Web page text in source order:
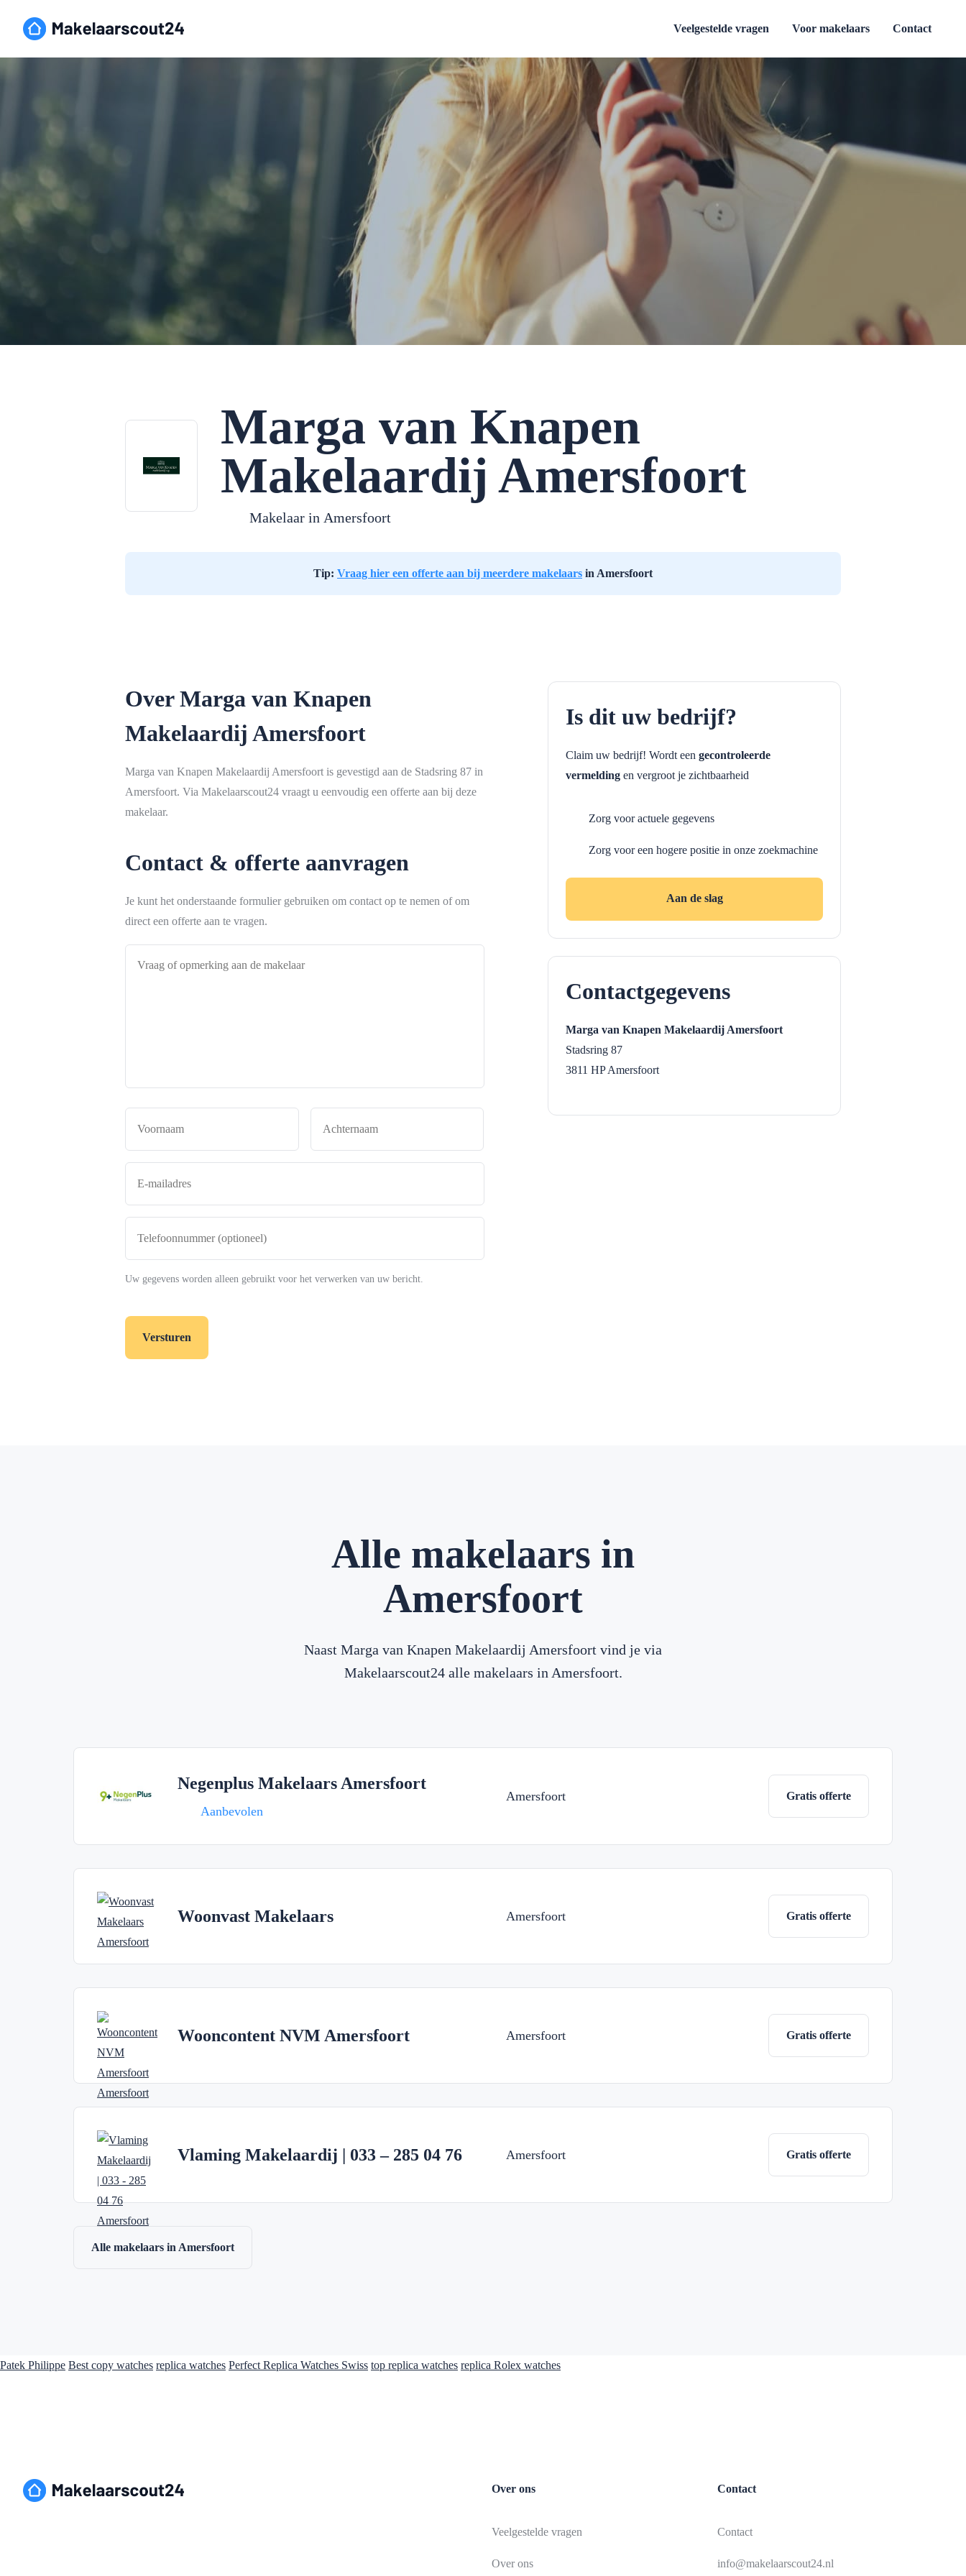
Veelgestelde vragen Voor makelaars Contact
Marga van Knapen
Makelaardij Amersfoort
Makelaar in Amersfoort
Tip: Vraag hier een offerte aan bij meerdere makelaars in Amersfoort
Over Marga van Knapen
Makelaardij Amersfoort
Marga van Knapen Makelaardij Amersfoort is gevestigd aan de Stadsring 87 in
Amersfoort. Via Makelaarscout24 vraagt u eenvoudig een offerte aan bij deze
makelaar.
Contact & offerte aanvragen
Je kunt het onderstaande formulier gebruiken om contact op te nemen of om
direct een offerte aan te vragen.
Uw gegevens worden alleen gebruikt voor het verwerken van uw bericht.
Is dit uw bedrijf?
Claim uw bedrijf! Wordt een gecontroleerde
vermelding en vergroot je zichtbaarheid
Zorg voor actuele gegevens
Zorg voor een hogere positie in onze zoekmachine
Aan de slag
Contactgegevens
Marga van Knapen Makelaardij Amersfoort
Stadsring 87
3811 HP Amersfoort
Alle makelaars in
Amersfoort
Naast Marga van Knapen Makelaardij Amersfoort vind je via
Makelaarscout24 alle makelaars in Amersfoort.
Negenplus Makelaars Amersfoort
Aanbevolen
Amersfoort Gratis offerte
Woonvast Makelaars Amersfoort Gratis offerte
Wooncontent NVM Amersfoort Amersfoort Gratis offerte
Vlaming Makelaardij | 033 – 285 04 76 Amersfoort Gratis offerte
Alle makelaars in Amersfoort
Patek Philippe Best copy watches replica watches Perfect Replica Watches Swiss top replica watches replica Rolex watches
Over ons
Veelgestelde vragen
Over ons
Contact
Contact
info@makelaarscout24.nl